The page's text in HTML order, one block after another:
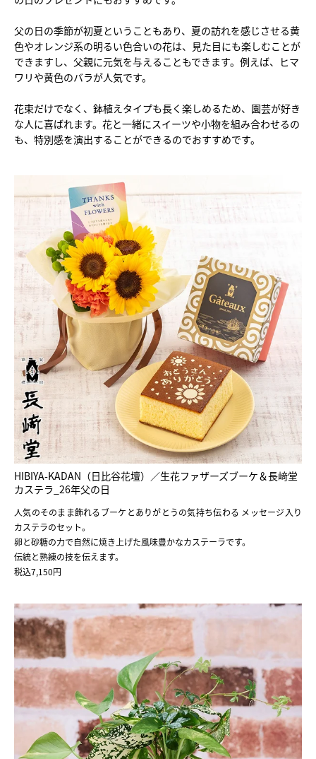
父の日の季節が初夏ということもあり、夏の訪れを感じさせる黄
色やオレンジ系の明るい色合いの花は、見た目にも楽しむことが
できますし、父親に元気を与えることもできます。例えば、ヒマ
ワリや黄色のバラが人気です。
花束だけでなく、鉢植えタイプも長く楽しめるため、園芸が好き
な人に喜ばれます。花と一緒にスイーツや小物を組み合わせるの
も、特別感を演出することができるのでおすすめです。
HIBIYA-KADAN（日比谷花壇）／生花ファザーズブーケ＆長﨑堂
カステラ_26年父の日
人気のそのまま飾れるブーケとありがとうの気持ち伝わる メッセージ入り
カステラのセット。
卵と砂糖の力で自然に焼き上げた風味豊かなカステーラです。
伝統と熟練の技を伝えます。
税込7,150円